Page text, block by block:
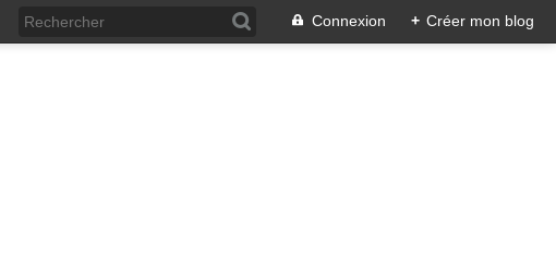
Connexion + Créer mon blog